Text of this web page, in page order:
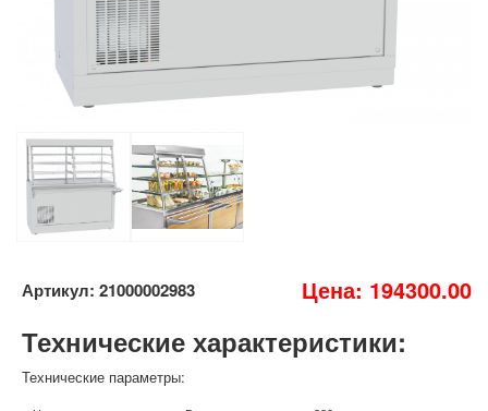
Артикул: 21000002983 Цена: 194300.00
Технические характеристики:
Технические параметры: